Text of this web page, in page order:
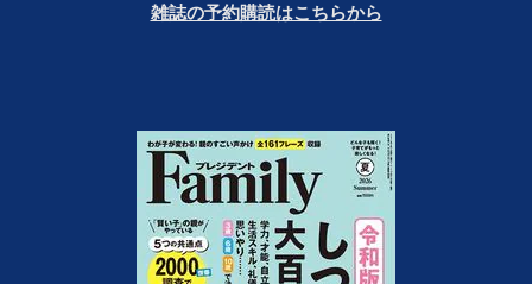
雑誌の予約購読はこちらから